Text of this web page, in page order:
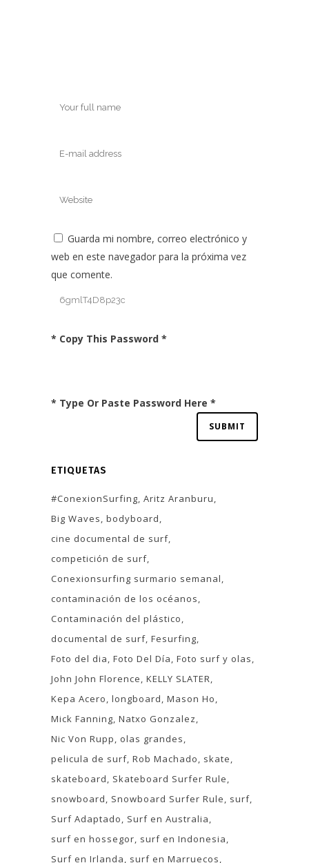
Guarda mi nombre, correo electrónico y
web en este navegador para la próxima vez
que comente.
* Copy This Password *
* Type Or Paste Password Here *
ETIQUETAS
#ConexionSurfing Aritz Aranburu
Big Waves bodyboard
cine documental de surf
competición de surf
Conexionsurfing surmario semanal
contaminación de los océanos
Contaminación del plástico
documental de surf Fesurfing
Foto del dia Foto Del Día Foto surf y olas
John John Florence KELLY SLATER
Kepa Acero longboard Mason Ho
Mick Fanning Natxo Gonzalez
Nic Von Rupp
olas grandes
pelicula de surf Rob Machado
skate
skateboard
Skateboard Surfer Rule
snowboard
Snowboard Surfer Rule
surf
Surf Adaptado
Surf en Australia
surf en hossegor surf en Indonesia
Surf en Irlanda
surf en Marruecos